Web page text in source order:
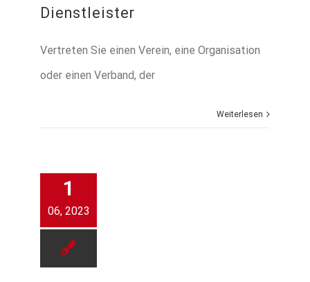
Dienstleister
Vertreten Sie einen Verein, eine Organisation
oder einen Verband, der
Weiterlesen
1
06, 2023